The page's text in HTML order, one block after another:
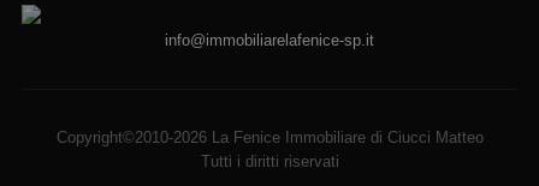
info@immobiliarelafenice-sp.it
Copyright©2010-2026 La Fenice Immobiliare di Ciucci Matteo
Tutti i diritti riservati